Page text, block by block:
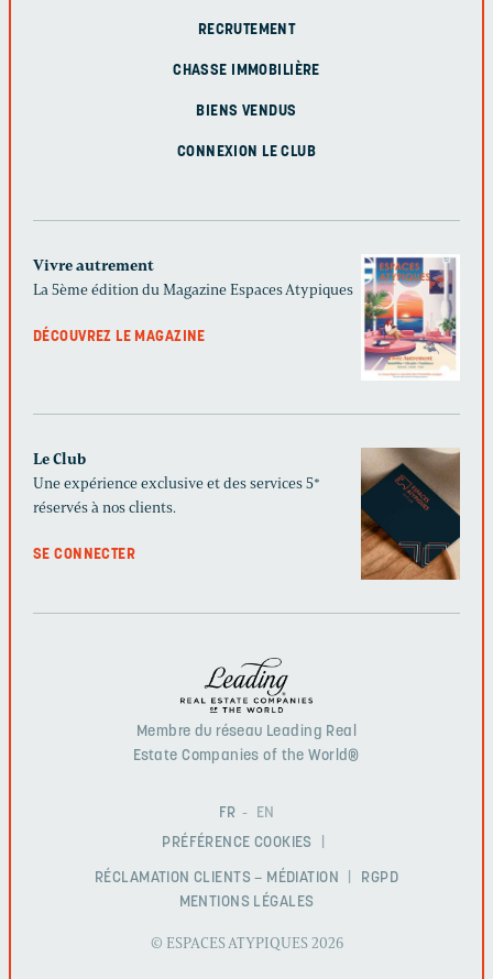
RECRUTEMENT
CHASSE IMMOBILIÈRE
BIENS VENDUS
CONNEXION LE CLUB
Vivre autrement
La 5ème édition du Magazine Espaces Atypiques
DÉCOUVREZ LE MAGAZINE
Le Club
Une expérience exclusive et des services 5*
réservés à nos clients.
SE CONNECTER
Membre du réseau Leading Real
Estate Companies of the World®
FR
EN
PRÉFÉRENCE COOKIES
RÉCLAMATION CLIENTS – MÉDIATION
RGPD
MENTIONS LÉGALES
© ESPACES ATYPIQUES 2026